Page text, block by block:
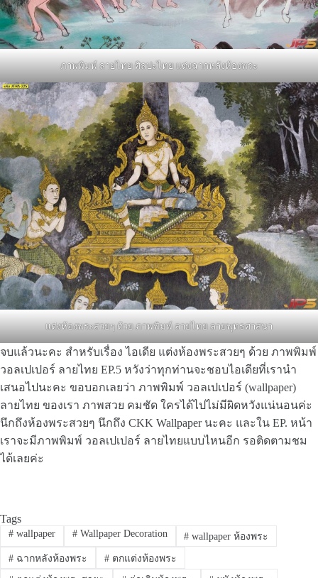
ภาพพิมพ์ ลายไทย ศิลปะไทย แต่งฉากหลังห้องพระ
แต่งห้องพระสวยๆ ด้วย ภาพพิมพ์ ลายไทย ลายพุทธศาสนา
จบแล้วนะคะ สำหรับเรื่อง ไอเดีย แต่งห้องพระสวยๆ ด้วย ภาพพิมพ์
วอลเปเปอร์ ลายไทย EP.5 หวังว่าทุกท่านจะชอบไอเดียที่เรานำ
เสนอไปนะคะ ขอบอกเลยว่า ภาพพิมพ์ วอลเปเปอร์ (wallpaper)
ลายไทย ของเรา ภาพสวย คมชัด ใครได้ไปไม่มีผิดหวังแน่นอนค่ะ
นึกถึงห้องพระสวยๆ นึกถึง CKK Wallpaper นะคะ และใน EP. หน้า
เราจะมีภาพพิมพ์ วอลเปเปอร์ ลายไทยแบบไหนอีก รอติดตามชม
ได้เลยค่ะ
Tags
#wallpaper #Wallpaper Decoration # wallpaper ห้องพระ
#ฉากหลังห้องพระ #ตกแต่งห้องพระ